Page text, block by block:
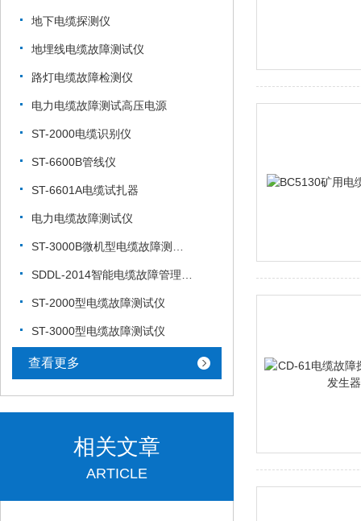
地下电缆探测仪
地埋线电缆故障测试仪
路灯电缆故障检测仪
电力电缆故障测试高压电源
ST-2000电缆识别仪
ST-6600B管线仪
ST-6601A电缆试扎器
电力电缆故障测试仪
ST-2000型电缆故障测试仪
ST-3000型电缆故障测试仪
查看更多
相关文章
ARTICLE